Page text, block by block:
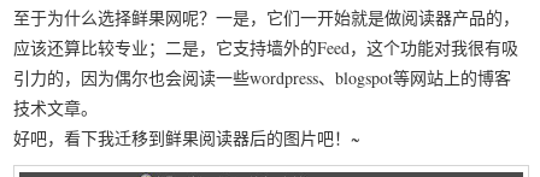
我要笑遍世界
至于为什么选择鲜果网呢？一是，它们一开始就是做阅读器产品的，
应该还算比较专业；二是，它支持墙外的Feed，这个功能对我很有吸
引力的，因为偶尔也会阅读一些wordpress、blogspot等网站上的博客
技术文章。
好吧，看下我迁移到鲜果阅读器后的图片吧！~